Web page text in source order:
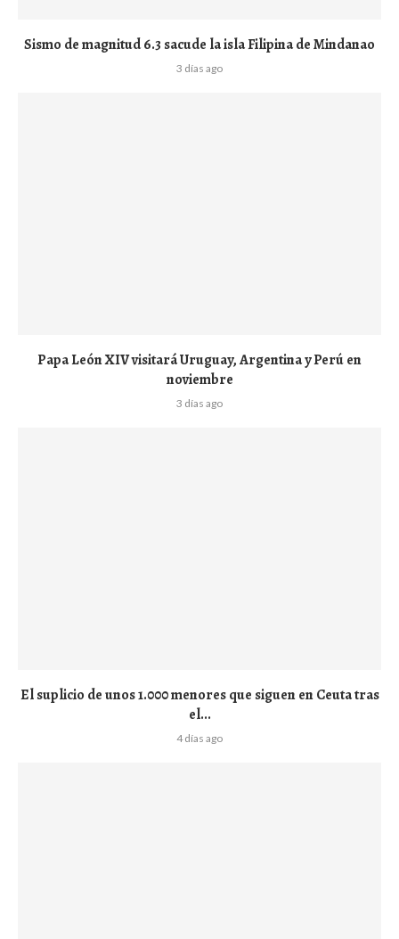
Sismo de magnitud 6.3 sacude la isla Filipina de Mindanao
3 días ago
Papa León XIV visitará Uruguay, Argentina y Perú en
noviembre
3 días ago
El suplicio de unos 1.000 menores que siguen en Ceuta tras
el...
4 días ago